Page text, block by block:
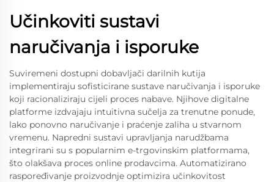
Učinkoviti sustavi
naručivanja i isporuke
Suviremeni dostupni dobavljači darilnih kutija
implementiraju sofisticirane sustave naručivanja i isporuke
koji racionaliziraju cijeli proces nabave. Njihove digitalne
platforme izdvajaju intuitivna sučelja za trenutne ponude,
lako ponovno naručivanje i praćenje zaliha u stvarnom
vremenu. Napredni sustavi upravljanja narudžbama
integrirani su s popularnim e-trgovinskim platformama,
što olakšava proces online prodavcima. Automatizirano
raspoređivanje proizvodnje optimizira učinkovitost